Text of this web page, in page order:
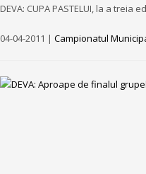
DEVA: CUPA PASTELUI, la a treia
04-04-2011 | Campionatul